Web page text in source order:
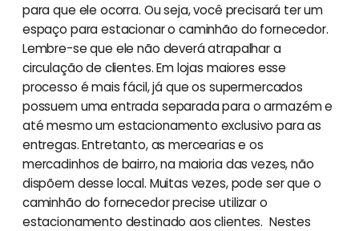
para que ele ocorra. Ou seja, você precisará ter um
espaço para estacionar o caminhão do fornecedor.
Lembre-se que ele não deverá atrapalhar a
circulação de clientes. Em lojas maiores esse
processo é mais fácil, já que os supermercados
possuem uma entrada separada para o armazém e
até mesmo um estacionamento exclusivo para as
entregas. Entretanto, as mercearias e os
mercadinhos de bairro, na maioria das vezes, não
dispõem desse local. Muitas vezes, pode ser que o
caminhão do fornecedor precise utilizar o
estacionamento destinado aos clientes. Nestes